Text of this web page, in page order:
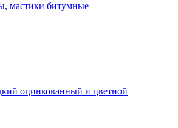
мастики битумные
оцинкованный и цветной